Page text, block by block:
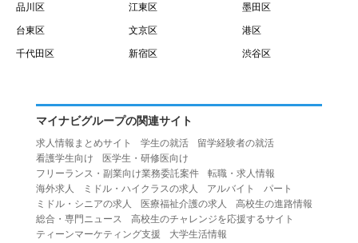
開始日前までに、利用者が賃貸借契約を解除することを意
味します。
１３.「中途解約」とは、賃貸借契約期間の途中で、利用者
１.利用者は、本サービスを利用する上で次の各号に定める
とします。
（１）重複、虚偽の情報、または自己以外の情報を登録す
る行為
（２）第三者になりすまして本サービスを利用する行為
（３）当社または第三者の著作権等の知的財産権、プライ
品川区 江東区 墨田区
台東区 文京区 港区
千代田区 新宿区 渋谷区
マイナビグループの関連サイト
求人情報まとめサイト 学生の就活
留学経験者の就活
看護学生向け
医学生・研修医向け
フリーランス・副業向け業務委託案件
転職・求人情報
海外求人
ミドル・ハイクラスの求人 アルバイト
パート
ミドル・シニアの求人
医療福祉介護の求人
高校生の進路情報
総合・専門ニュース
高校生のチャレンジを応援するサイト
ティーンマーケティング支援
大学生活情報